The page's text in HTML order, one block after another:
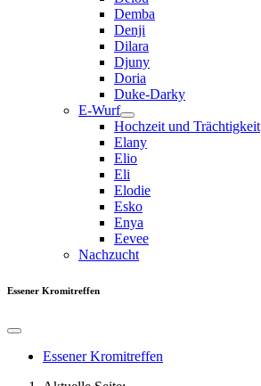
Demba
Denji
Dilara
Djuny
Doria
Duke-Darky
E-Wurf
Hochzeit und Trächtigkeit
Elany
Elio
Eli
Elodie
Esko
Enya
Eevee
Nachzucht
Essener Kromitreffen
Essener Kromitreffen